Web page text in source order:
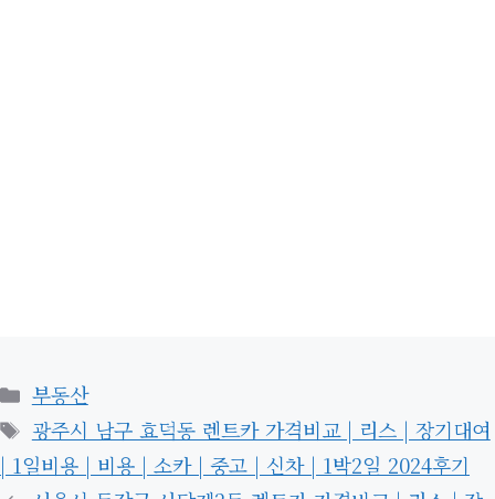
카
테
고
리
부동산
태
그
광주시 남구 효덕동 렌트카 가격비교 | 리스 | 장기대여
| 1일비용 | 비용 | 소카 | 중고 | 신차 | 1박2일 2024후기